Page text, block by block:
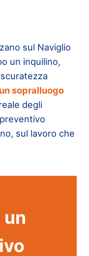
sul Naviglio
un inquilino,
sopralluogo
degli
sul lavoro che
un